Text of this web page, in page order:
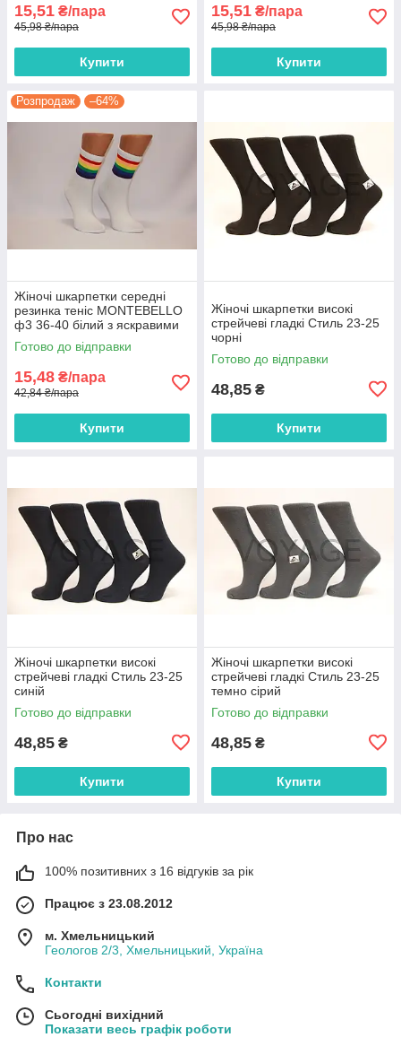
15,51 ₴/пара
45,98 ₴/пара
Купити
15,51 ₴/пара
45,98 ₴/пара
Купити
Розпродаж –64%
Жіночі шкарпетки середні
резинка теніс MONTEBELLO
ф3 36-40 білий з яскравими
смужками
Готово до відправки
15,48 ₴/пара
42,84 ₴/пара
Купити
Жіночі шкарпетки високі
стрейчеві гладкі Стиль 23-25
чорні
Готово до відправки
48,85 ₴
Купити
Жіночі шкарпетки високі
стрейчеві гладкі Стиль 23-25
синій
Готово до відправки
48,85 ₴
Купити
Жіночі шкарпетки високі
стрейчеві гладкі Стиль 23-25
темно сірий
Готово до відправки
48,85 ₴
Купити
Про нас
100% позитивних з 16 відгуків за рік
Працює з 23.08.2012
м. Хмельницький
Геологов 2/3, Хмельницький, Україна
Контакти
Сьогодні вихідний
Показати весь графік роботи